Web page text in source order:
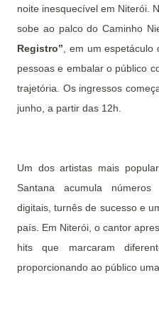
noite inesquecível em Niterói.
sobe ao palco do Caminho
Registro”, em um espetáculo
pessoas e embalar o público
trajetória. Os ingressos
junho, a partir das 12h.
Um dos artistas mais
Santana acumula números
digitais, turnês de sucesso e
país. Em Niterói, o cantor
hits que marcaram
proporcionando ao público